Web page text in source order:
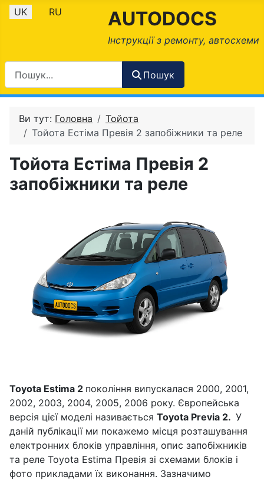
Оберіть свою мову
UK RU AUTODOCS
Інструкції з ремонту, автосхеми
Пошук
Ви тут: Головна
Тойота
Тойота Естіма Превія 2 запобіжники та реле
Тойота Естіма Превія 2
запобіжники та реле
Toyota Estima 2 покоління випускалася 2000, 2001,
2002, 2003, 2004, 2005, 2006 року. Європейська
версія цієї моделі називається Toyota Previa 2. У
даній публікації ми покажемо місця розташування
електронних блоків управління, опис запобіжників
та реле Toyota Estima Превія зі схемами блоків і
фото прикладами їх виконання. Зазначимо